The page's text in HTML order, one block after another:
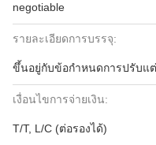
negotiable
รายละเอียดการบรรจุ:
ขึ้นอยู่กับข้อกำหนดการปรับแ
เงื่อนไขการจ่ายเงิน:
T/T, L/C (ต่อรองได้)